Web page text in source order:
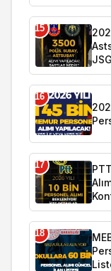
15
16
17
18